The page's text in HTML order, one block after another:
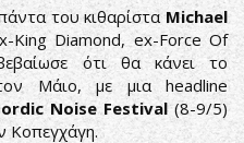
του κιθαρίσταMichael
King Diamond, ex-Force Of
ότι θα κάνει το
Μάιο, με μια headline
Noise Festival(8-9/5)
Κοπεγχάγη.